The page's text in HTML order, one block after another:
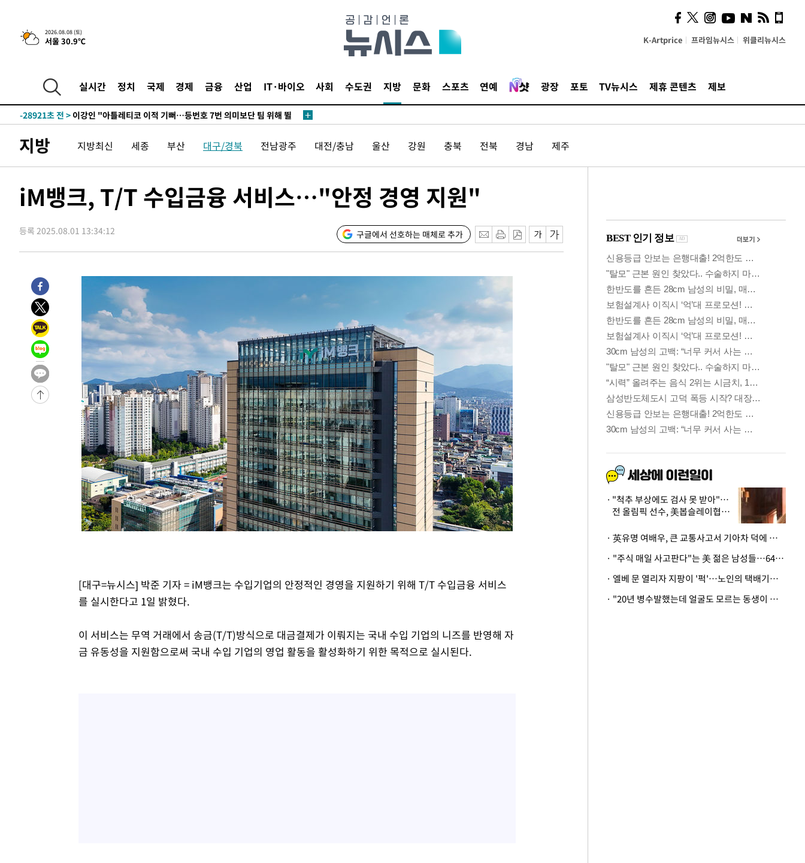
2026.08.08 (토)
서울 30.9℃ K-Artprice 프라임뉴시스 위클리뉴시스
실시간 정치 국제 경제 금융 산업 IT·바이오 사회 수도권 지방 문화 스포츠 연예 광장 포토 TV뉴시스 제휴 콘텐츠 제보
5시간 전 >[속보]뉴욕증시 상승 마감…S&P 0.6% 나스닥 1.3%↑
한민수·김용 순
-30105초 전 >
[속보]김민석, 與 전대 당원투표 누적 득표율 45.42%로 1위… 정
청래 44.56%
-29387초 전 >
42.08%·宋 10.17%
-28921초 전 > 이강인 "아틀레티코 이적 기뻐…등번호 7번 의미보단 팀 위해 뛸
-22630초 전 >
낮 최고 35도 '무더위'…동해안 시간당 30㎜ '강한 비'[내일날씨]
-21900초 전 >[속보]이강인 "감독님이 원하는 마음 느꼈고, 많은 트로피 원해 아
-20651초 전 >온열질환 사망자 3명 늘어…누적 환자 3000명 돌파
-10703초 전 >백운산서 80년근 천종산삼 9뿌리 발견…감정가 1.3억원
-8413초 전 >선재도서 해루질 나섰다 실종 60대, 닷새 만에 숨진 채 발견
-5323초 전 >
여수 오동도 해상서 모터보트 전복…1명 사망·1명 실종
-1550초 전 >
극한폭염 한풀 꺾이지만…'낮 최고 35도' 무더위, 열대야 계속[다음
주 날씨]
23분 전 >
축구협회 "압수수색·성접대 논란 사과…쇄신의 기회로 삼겠다"
48분 전 >
[속보]'압수수색·성접대 논란' 축구협회 "실망과 걱정 안겨드려 죄송"
3시간 전 >
'최고 37도' 폭염 지속…강원동해안 최대 150㎜ 비
5시간 전 >
[속보]뉴욕증시 상승 마감…S&P 0.6% 나스닥 1.3%↑
-30152초 전 >
[속보]與최고위원 제주·인천 순회경선…박선원·최민희·서미화·
한민수·김용 순
-30105초 전 >
[속보]김민석, 與 전대 당원투표 누적 득표율 45.42%로 1위… 정
[속보]與 대표 경선 제주·인천 당원투표…金 47.75%·鄭
42.08%·宋 10.17%이강인 "아틀레티코 이적 기뻐…등번호 7번 의미보단 팀 위해 뛸
[속보]與 당대표 경선, 제주·인천 권리당원 투표 김민석 승리
낮 최고 35도 '무더위'…동해안 시간당 30㎜ '강한 비'[내일날씨]
[속보]이강인 "감독님이 원하는 마음 느꼈고, 많은 트로피 원해 아
수도권 40도 육박 '펄펄'…동해안 일부 지역엔 호의주의보
온열질환 사망자 3명 늘어…누적 환자 3000명 돌파
강릉에 시간당 81.4㎜ 물폭탄…도로 잠기고 담벼락 붕괴
남자 농구, 나고야 아시안게임서 '홈팀' 일본과 한일전
여수 오동도 해상서 모터보트 전복…1명 사망·1명 실종
축구협회 "압수수색·성접대 논란 사과…쇄신의 기회로 삼겠다"
[속보]'압수수색·성접대 논란' 축구협회 "실망과 걱정 안겨드려 죄송"
지방 지방최신 세종 부산 대구/경북 전남광주 대전/충남 울산 강원 충북 전북 경남 제주
iM뱅크, T/T 수입금융 서비스…"안정 경영 지원"
등록 2025.08.01 13:34:12 구글에서 선호하는 매체로 추가
[대구=뉴시스] 박준 기자 = iM뱅크는 수입기업의 안정적인 경영을 지원하기 위해 T/T 수입금융 서비스
를 실시한다고 1일 밝혔다.
이 서비스는 무역 거래에서 송금(T/T)방식으로 대금결제가 이뤄지는 국내 수입 기업의 니즈를 반영해 자
금 유동성을 지원함으로써 국내 수입 기업의 영업 활동을 활성화하기 위한 목적으로 실시된다.
사이 해답 찾았죠"…알을
깨고 나온 '초자아'
"척추 부상에도 검사 못 받아"…
전 올림픽 선수, 美봅슬레이협회
· 英유명 여배우, 큰 교통사고서 기아차 덕에 살았다
· "주식 매일 사고판다"는 美 젊은 남성들…64%가 "나는 인생의 패배자“
· 엘베 문 열리자 지팡이 '퍽'…노인의 택배기사 폭행 이유
· "20년 병수발했는데 얼굴도 모르는 동생이 유산 절반을"…배다른 형제 상속권 있을까